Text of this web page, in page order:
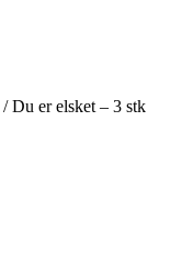
/ Du er elsket – 3 stk